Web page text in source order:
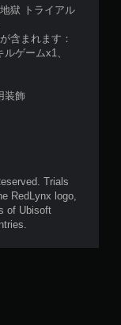
獄 トライアル
含まれます：
ゲームx1、
装飾
Trials
RedLynx logo,
of Ubisoft